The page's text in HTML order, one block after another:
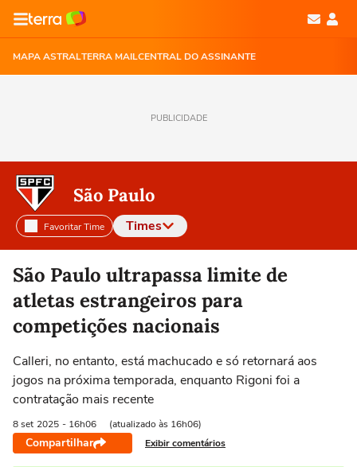
MAPA ASTRALTERRA MAILCENTRAL DO ASSINANTE
PUBLICIDADE
São Paulo
Favoritar Time Times
Selecione o time para ver as notícias
São Paulo ultrapassa limite de
atletas estrangeiros para
competições nacionais
Calleri, no entanto, está machucado e só retornará aos
jogos na próxima temporada, enquanto Rigoni foi a
contratação mais recente
8 set 2025 - 16h06 (atualizado às 16h06)
Compartilhar Exibir comentários